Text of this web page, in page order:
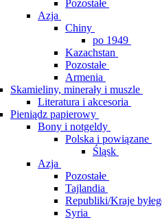
Pozostałe
Azja
Chiny
po 1949
Kazachstan
Pozostałe
Armenia
Skamieliny, minerały i muszle
Literatura i akcesoria
Pieniądz papierowy
Bony i notgeldy
Polska i powiązane
Śląsk
Azja
Pozostałe
Tajlandia
Republiki/Kraje
Syria